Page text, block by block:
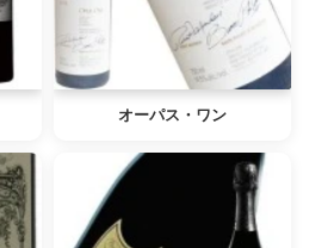
オーパス・ワン